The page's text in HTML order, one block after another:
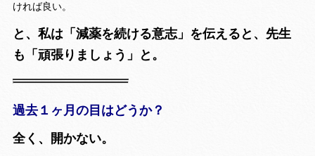
ければ良い。
と、私は「減薬を続ける意志」を伝えると、先生
も「頑張りましょう」と。
過去１ヶ月の目はどうか？
全く、開かない。